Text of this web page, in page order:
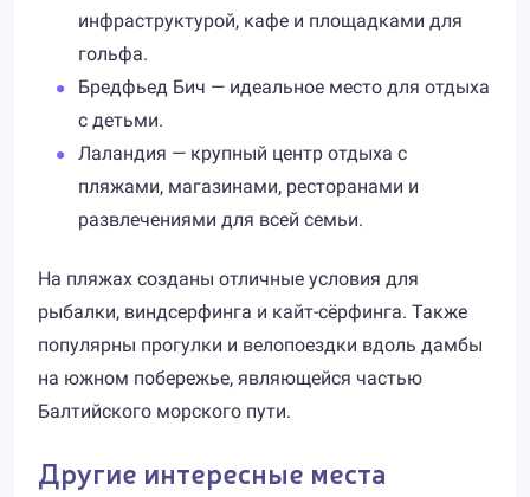
инфраструктурой, кафе и площадками для
гольфа.
Бредфьед Бич — идеальное место для отдыха
с детьми.
Лаландия — крупный центр отдыха с
пляжами, магазинами, ресторанами и
развлечениями для всей семьи.
На пляжах созданы отличные условия для
рыбалки, виндсерфинга и кайт-сёрфинга. Также
популярны прогулки и велопоездки вдоль дамбы
на южном побережье, являющейся частью
Балтийского морского пути.
Другие интересные места